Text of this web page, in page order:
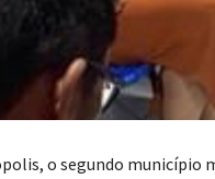
o segundo município